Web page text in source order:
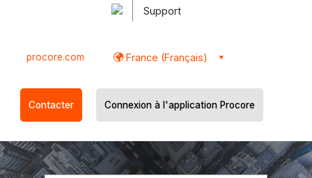
Support
procore.com France (Français)
Contacter Connexion à l'application Procore